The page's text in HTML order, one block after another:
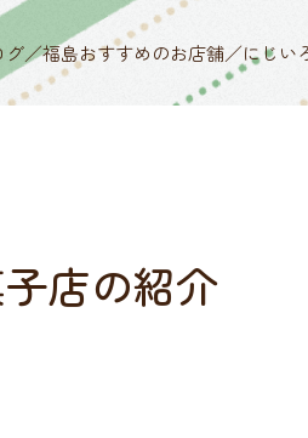
グ／福島おすすめのお店舗／にじい
店の紹介